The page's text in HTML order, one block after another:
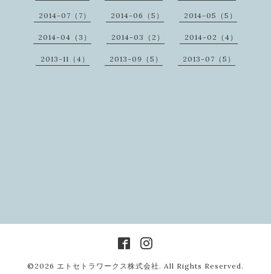
2014-07（7） 2014-06（5） 2014-05（5）
2014-04（3） 2014-03（2） 2014-02（4）
2013-11（4） 2013-09（5） 2013-07（5）
©2026 エトセトラワークス株式会社 . All Rights Reserved.